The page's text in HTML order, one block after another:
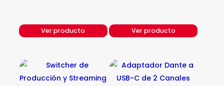
Ver producto Ver producto